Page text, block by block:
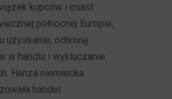
kupców i miast
północnej Europie,
uzyskanie, ochronę
w handlu i wykluczanie
Hanza niemiecka
handel